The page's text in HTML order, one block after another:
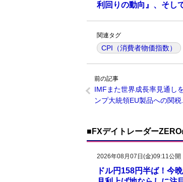
利回りの動向』、そし
関連タグ
CPI（消費者物価指数）
前の記事
IMFまた世界成長率見通し
ンプ大統領EU製品への関税
■FXデイトレーダー
2026年08月07日(金)09:11公開
ドル円158円半ば！今